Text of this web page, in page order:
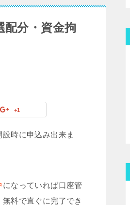
分・資金拘
+1
時に申込み出来ま
になっていれば口座管
料で直ぐに完了でき